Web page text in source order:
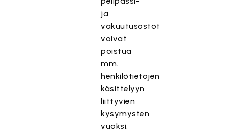
ja
vakuutusostot
voivat
poistua
mm.
henkilötietojen
käsittelyyn
liittyvien
kysymysten
vuoksi.